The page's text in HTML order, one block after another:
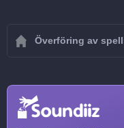
Överföring av